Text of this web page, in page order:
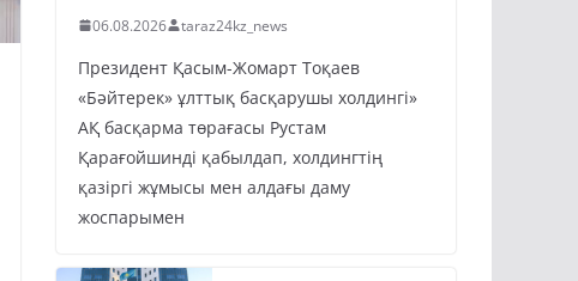
06.08.2026 taraz24kz_news
Президент Қасым-Жомарт Тоқаев
«Бәйтерек» ұлттық басқарушы холдингі»
АҚ басқарма төрағасы Рустам
Қарағойшинді қабылдап, холдингтің
қазіргі жұмысы мен алдағы даму
жоспарымен